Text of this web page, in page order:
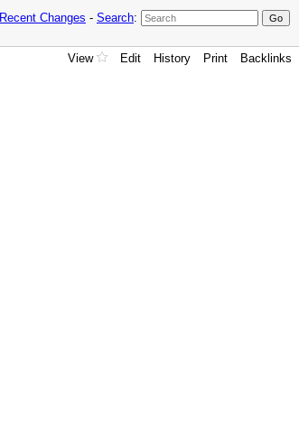
Recent Changes - Search:
View Edit History Print Backlinks